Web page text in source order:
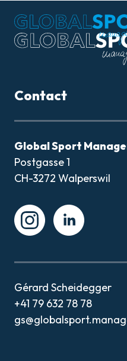
MISSION
ATHLÈTES
ACTUALITÉS
PARTENAIRES
Contact
Global Sport
Postgasse 1
CH-3272 Walperswil
InstagramInstagram
Gérard Scheidegger
+41 79 632 78 78